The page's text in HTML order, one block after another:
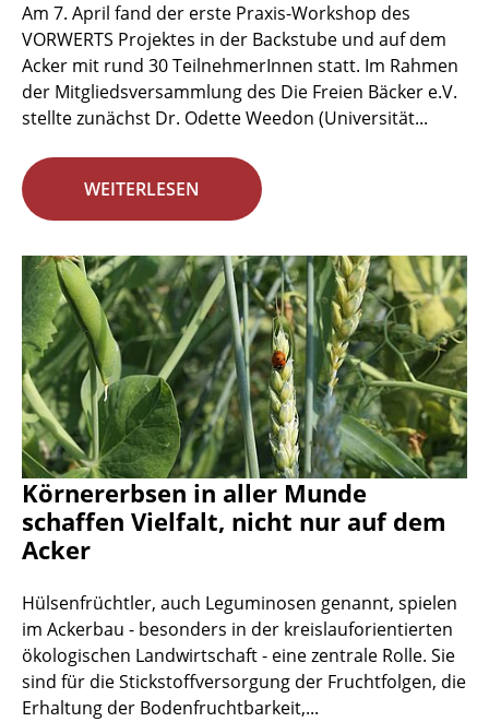
Am 7. April fand der erste Praxis-Workshop des
VORWERTS Projektes in der Backstube und auf dem
Acker mit rund 30 TeilnehmerInnen statt. Im Rahmen
der Mitgliedsversammlung des Die Freien Bäcker e.V.
stellte zunächst Dr. Odette Weedon (Universität...
WEITERLESEN
Körnererbsen in aller Munde
schaffen Vielfalt, nicht nur auf dem
Acker
Hülsenfrüchtler, auch Leguminosen genannt, spielen
im Ackerbau - besonders in der kreislauforientierten
ökologischen Landwirtschaft - eine zentrale Rolle. Sie
sind für die Stickstoffversorgung der Fruchtfolgen, die
Erhaltung der Bodenfruchtbarkeit,...